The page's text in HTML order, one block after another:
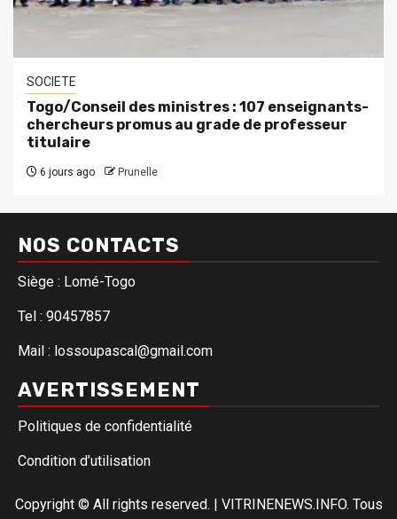
SOCIETE
Togo/Conseil des ministres : 107 enseignants-
chercheurs promus au grade de professeur
titulaire
6 jours ago Prunelle
NOS CONTACTS
Siège : Lomé-Togo
Tel : 90457857
Mail : lossoupascal@gmail.com
AVERTISSEMENT
Politiques de confidentialité
Condition d’utilisation
Copyright © All rights reserved. | VITRINENEWS.INFO. Tous